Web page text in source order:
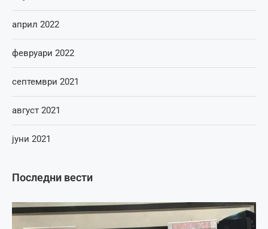
Последни вести
април 2022
февруари 2022
септември 2021
август 2021
јуни 2021